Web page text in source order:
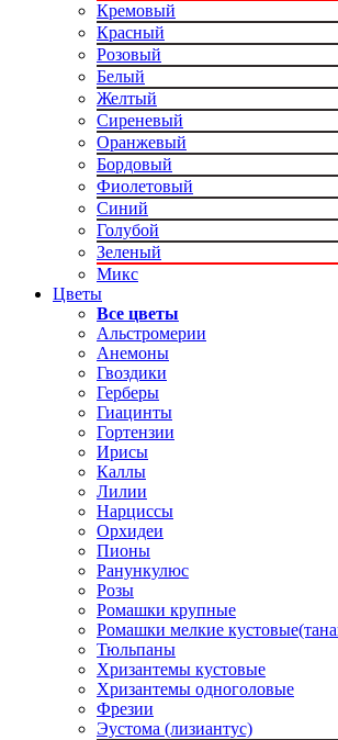
Кремовый
Красный
Розовый
Белый
Желтый
Сиреневый
Оранжевый
Бордовый
Фиолетовый
Синий
Голубой
Зеленый
Микс
Цветы
Все цветы
Альстромерии
Анемоны
Гвоздики
Герберы
Гиацинты
Гортензии
Ирисы
Каллы
Лилии
Нарциссы
Орхидеи
Пионы
Ранункулюс
Розы
Ромашки крупные
Ромашки мелкие
Тюльпаны
Хризантемы кустовые
Хризантемы одноголовые
Фрезии
Эустома (лизиантус)